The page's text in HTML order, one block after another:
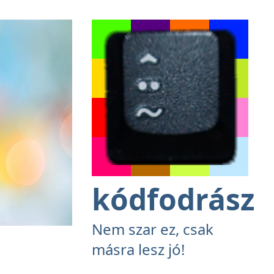
kódfodrász
Nem szar ez, csak
másra lesz jó!